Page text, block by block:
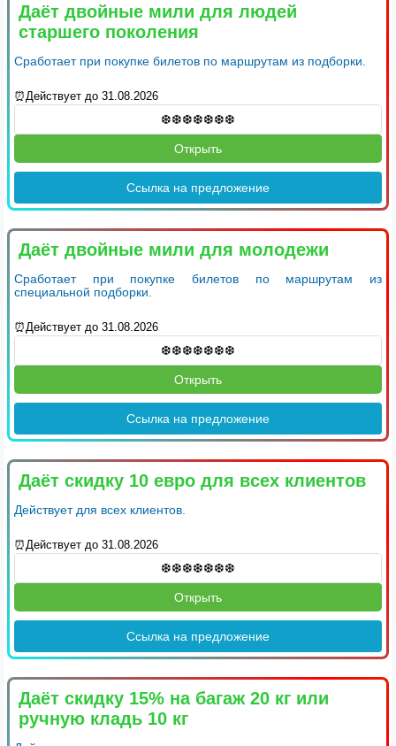
Даёт двойные мили для людей
старшего поколения
Сработает при покупке билетов по маршрутам из подборки.
⏰Действует до 31.08.2026
Открыть
Ссылка на предложение
Даёт двойные мили для молодежи
Сработает при покупке билетов по маршрутам из
специальной подборки.
⏰Действует до 31.08.2026
Открыть
Ссылка на предложение
Даёт скидку 10 евро для всех клиентов
Действует для всех клиентов.
⏰Действует до 31.08.2026
Открыть
Ссылка на предложение
Даёт скидку 15% на багаж 20 кг или
ручную кладь 10 кг